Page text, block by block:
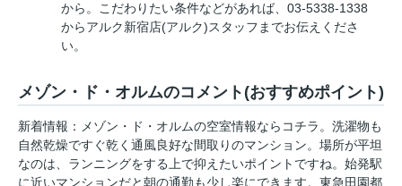
から。こだわりたい条件などがあれば、03-5338-1338
からアルク新宿店(アルク)スタッフまでお伝えくださ
い。
メゾン・ド・オルムのコメント(おすすめポイント)
新着情報：メゾン・ド・オルムの空室情報ならコチラ。洗濯物も
自然乾燥ですぐ乾く通風良好な間取りのマンション。場所が平坦
なのは、ランニングをする上で抑えたいポイントですね。始発駅
に近いマンションだと朝の通勤も少し楽にできます。東急田園都